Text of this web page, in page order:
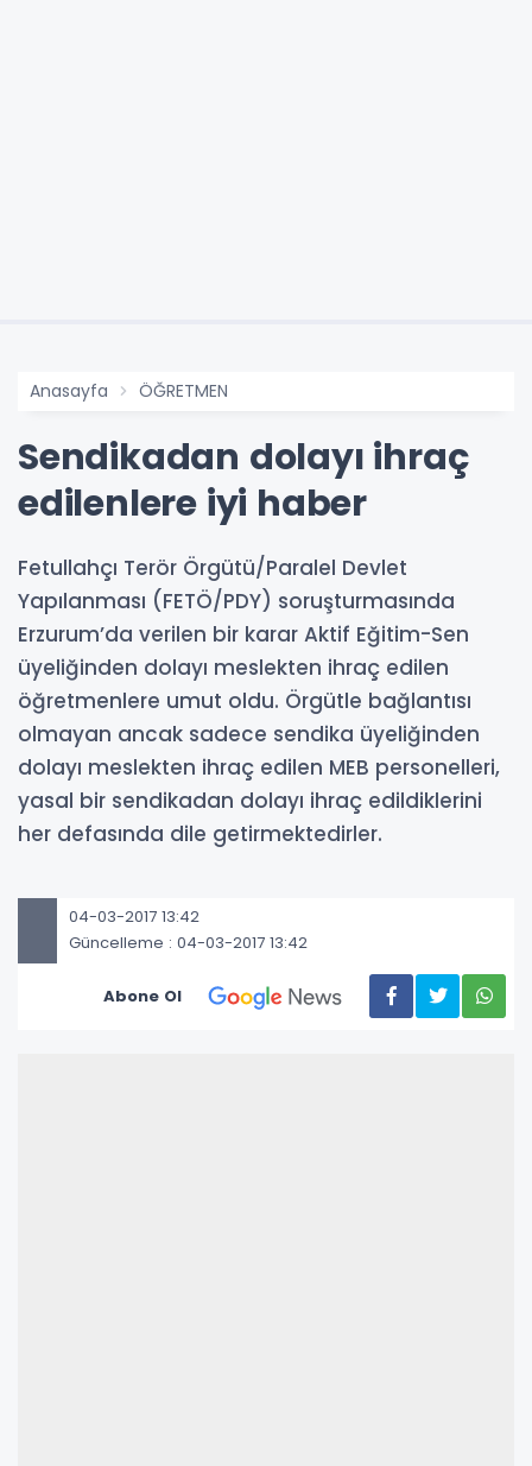
Anasayfa ÖĞRETMEN
Sendikadan dolayı ihraç
edilenlere iyi haber
Fetullahçı Terör Örgütü/Paralel Devlet
Yapılanması (FETÖ/PDY) soruşturmasında
Erzurum’da verilen bir karar Aktif Eğitim-Sen
üyeliğinden dolayı meslekten ihraç edilen
öğretmenlere umut oldu. Örgütle bağlantısı
olmayan ancak sadece sendika üyeliğinden
dolayı meslekten ihraç edilen MEB personelleri,
yasal bir sendikadan dolayı ihraç edildiklerini
her defasında dile getirmektedirler.
04-03-2017 13:42
Güncelleme : 04-03-2017 13:42
Abone Ol